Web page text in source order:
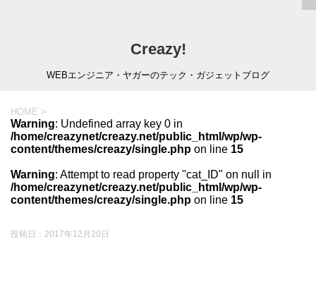
Creazy!
WEBエンジニア・ヤガーのテック・ガジェットブログ
HOME >
Warning: Undefined array key 0 in
/home/creazynet/creazy.net/public_html/wp/wp-
content/themes/creazy/single.php on line 15
Warning: Attempt to read property "cat_ID" on null in
/home/creazynet/creazy.net/public_html/wp/wp-
content/themes/creazy/single.php on line 15
投稿日： 2017年12月20日